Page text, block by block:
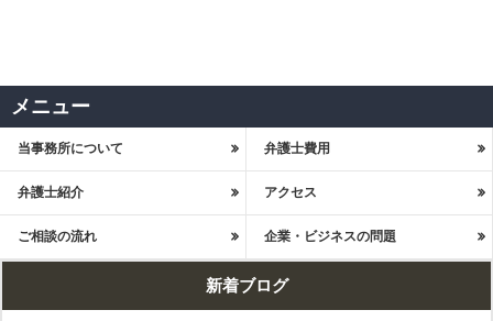
メニュー
当事務所について 弁護士費用
弁護士紹介 アクセス
ご相談の流れ 企業・ビジネスの問題
新着ブログ